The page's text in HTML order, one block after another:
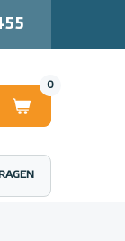
0
0,00